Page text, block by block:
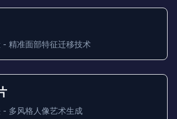
- 精准面部特征迁移技术
- 多风格人像艺术生成